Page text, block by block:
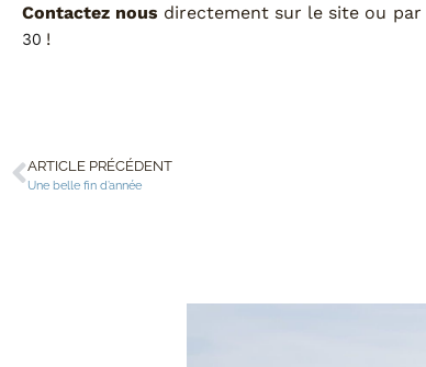
Contactez nous directement sur le site ou par
30 !
ARTICLE PRÉCÉDENT
Une belle fin d’année